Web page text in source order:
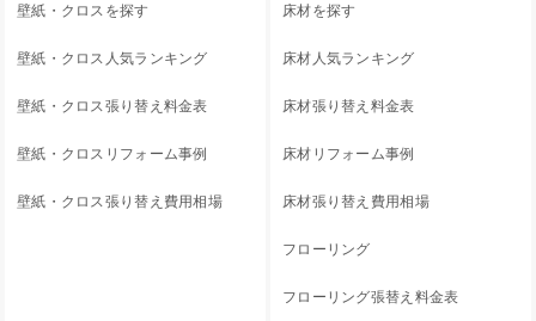
壁紙・クロスを探す
壁紙・クロス人気ランキング
壁紙・クロス張り替え料金表
壁紙・クロスリフォーム事例
壁紙・クロス張り替え費用相場
床材を探す
床材人気ランキング
床材張り替え料金表
床材リフォーム事例
床材張り替え費用相場
フローリング
フローリング張替え料金表